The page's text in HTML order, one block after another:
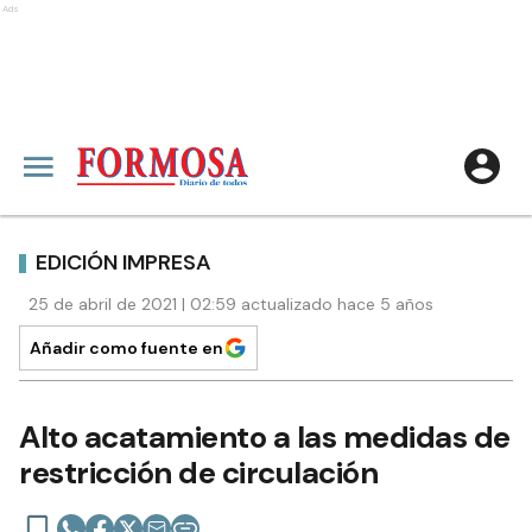
Ads
EDICIÓN IMPRESA
25 de abril de 2021 | 02:59 actualizado hace 5 años
Añadir como fuente en
Alto acatamiento a las medidas de
restricción de circulación